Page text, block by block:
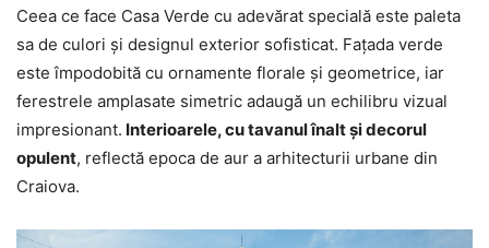
Ceea ce face Casa Verde cu adevărat specială este paleta
sa de culori și designul exterior sofisticat. Fațada verde
este împodobită cu ornamente florale și geometrice, iar
ferestrele amplasate simetric adaugă un echilibru vizual
impresionant. Interioarele, cu tavanul înalt și decorul
opulent, reflectă epoca de aur a arhitecturii urbane din
Craiova.